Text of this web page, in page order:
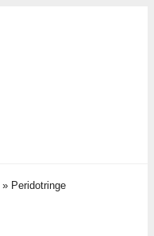
» Peridot­ringe